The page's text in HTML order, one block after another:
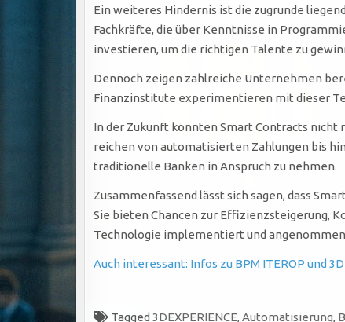
Ein weiteres Hindernis ist die zugrunde
Fachkräfte, die über Kenntnisse in
investieren, um die richtigen Talente zu
Dennoch zeigen zahlreiche Unternehmen
Finanzinstitute experimentieren mit dieser
In der Zukunft könnten Smart Contracts
reichen von automatisierten Zahlungen bis
traditionelle Banken in Anspruch zu nehmen.
Zusammenfassend lässt sich sagen, dass
Sie bieten Chancen zur Effizienzsteigerung,
Technologie implementiert und
Auch interessant: Infos zu BPM ITEROP und
Tagged 3DEXPERIENCE, Automatisierung,